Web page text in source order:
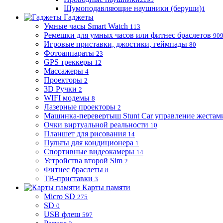
Шумоподавляющие наушники (беруши)1
Гаджеты
Умные часы Smart Watch 113
Ремешки для умных часов или фитнес браслетов 909
Игровые приставки, джостики, геймпады 80
Фотоаппараты 23
GPS треккеры 12
Массажеры 4
Проекторы 2
3D Ручки 2
WIFI модемы 8
Лазерные проекторы 2
Машинка-перевертыш Stunt Car управление
Очки виртуальной реальности 10
Планшет для рисования 14
Пульты для кондиционера 1
Спортивные видеокамеры 14
Устройства второй Sim 2
Фитнес браслеты 8
ТВ-приставки 3
Карты памяти
Micro SD 275
SD 0
USB флеш 597